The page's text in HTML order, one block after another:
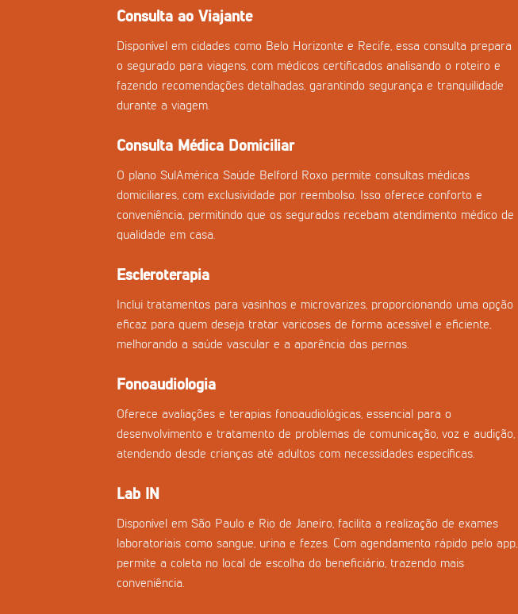
Consulta ao Viajante
Disponível em cidades como Belo Horizonte e Recife, essa consulta prepara
o segurado para viagens, com médicos certificados analisando o roteiro e
fazendo recomendações detalhadas, garantindo segurança e tranquilidade
durante a viagem.
Consulta Médica Domiciliar
O plano SulAmérica Saúde Belford Roxo permite consultas médicas
domiciliares, com exclusividade por reembolso. Isso oferece conforto e
conveniência, permitindo que os segurados recebam atendimento médico de
qualidade em casa.
Escleroterapia
Inclui tratamentos para vasinhos e microvarizes, proporcionando uma opção
eficaz para quem deseja tratar varicoses de forma acessível e eficiente,
melhorando a saúde vascular e a aparência das pernas.
Fonoaudiologia
Oferece avaliações e terapias fonoaudiológicas, essencial para o
desenvolvimento e tratamento de problemas de comunicação, voz e audição,
atendendo desde crianças até adultos com necessidades específicas.
Lab IN
Disponível em São Paulo e Rio de Janeiro, facilita a realização de exames
laboratoriais como sangue, urina e fezes. Com agendamento rápido pelo app,
permite a coleta no local de escolha do beneficiário, trazendo mais
conveniência.